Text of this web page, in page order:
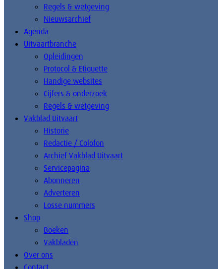
Regels & wetgeving
Nieuwsarchief
Agenda
Uitvaartbranche
Opleidingen
Protocol & Etiquette
Handige websites
Cijfers & onderzoek
Regels & wetgeving
Vakblad Uitvaart
Historie
Redactie / Colofon
Archief Vakblad Uitvaart
Servicepagina
Abonneren
Adverteren
Losse nummers
Shop
Boeken
Vakbladen
Over ons